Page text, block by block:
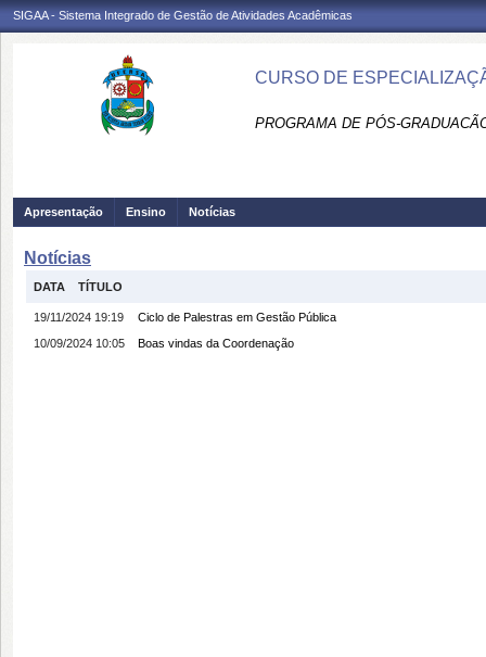
SIGAA - Sistema Integrado de Gestão de Atividades Acadêmicas
CURSO DE
PROGRAMA DE PÓS-
Apresentação Ensino Notícias
Notícias
DATA TÍTULO
19/11/2024 19:19
Ciclo de Palestras em Gestão Pública
10/09/2024 10:05
Boas vindas da Coordenação